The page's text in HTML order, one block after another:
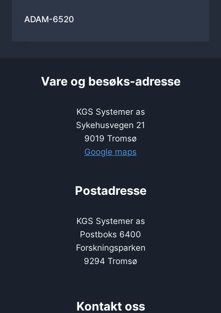
ADAM-6520
Vare og besøks-adresse
KGS Systemer as
Sykehusvegen 21
9019 Tromsø
Google maps
Postadresse
KGS Systemer as
Postboks 6400
Forskningsparken
9294 Tromsø
Kontakt oss